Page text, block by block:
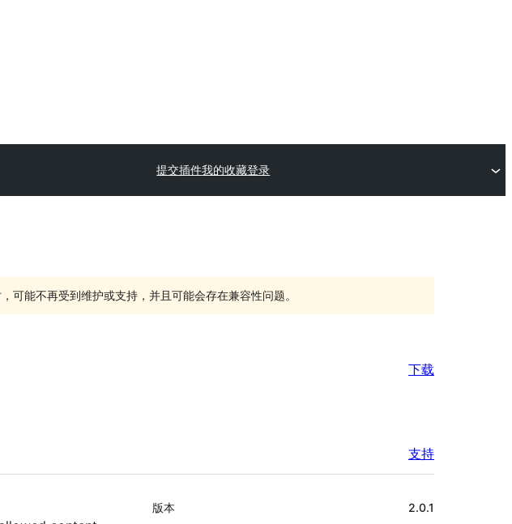
提交插件我的收藏登录
可能不再受到维护或支持，并且可能会存在兼容性问题。
下载
支持
额
版本 2.0.1